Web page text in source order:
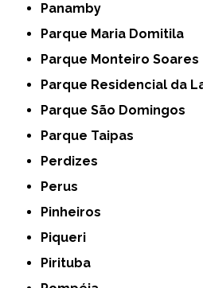
Panamby
Parque Maria Domitila
Parque Monteiro Soares
Parque Residencial da
Parque São Domingos
Parque Taipas
Perdizes
Perus
Pinheiros
Piqueri
Pirituba